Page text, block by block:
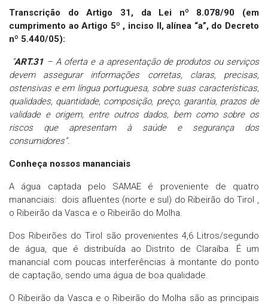
Transcrição do Artigo 31, da Lei nº 8.078/90 (em
cumprimento ao Artigo 5º , inciso II, alínea “a”, do Decreto
nº 5.440/05):
“ART.31 – A oferta e a apresentação de produtos ou serviços
devem assegurar informações corretas, claras, precisas,
ostensivas e em língua portuguesa, sobre suas características,
qualidades, quantidade, composição, preço, garantia, prazos de
validade e origem, entre outros dados, bem como sobre os
riscos que apresentam à saúde e segurança dos
consumidores”.
Conheça nossos mananciais
A água captada pelo SAMAE é proveniente de quatro
mananciais: dois afluentes (norte e sul) do Ribeirão do Tirol ,
o Ribeirão da Vasca e o Ribeirão do Molha.
Dos Ribeirões do Tirol são provenientes 4,6 Litros/segundo
de água, que é distribuída ao Distrito de Claraíba. É um
manancial com poucas interferências à montante do ponto
de captação, sendo uma água de boa qualidade.
O Ribeirão da Vasca e o Ribeirão do Molha são as principais